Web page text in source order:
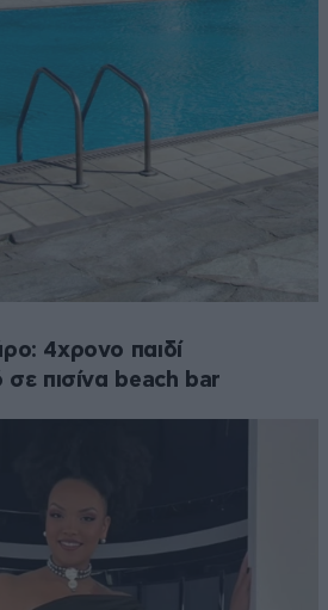
4χρονο παιδί
σε πισίνα beach bar